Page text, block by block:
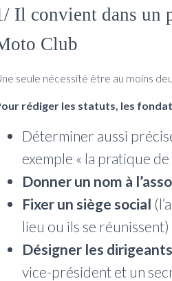
Il convient dans un
Club
seule nécessité être au moins
rédiger les statuts, les
Déterminer aussi
exemple « la pratique
Donner un nom à
Fixer un siège social
lieu ou ils se réunissent)
Désigner les
vice-président et un